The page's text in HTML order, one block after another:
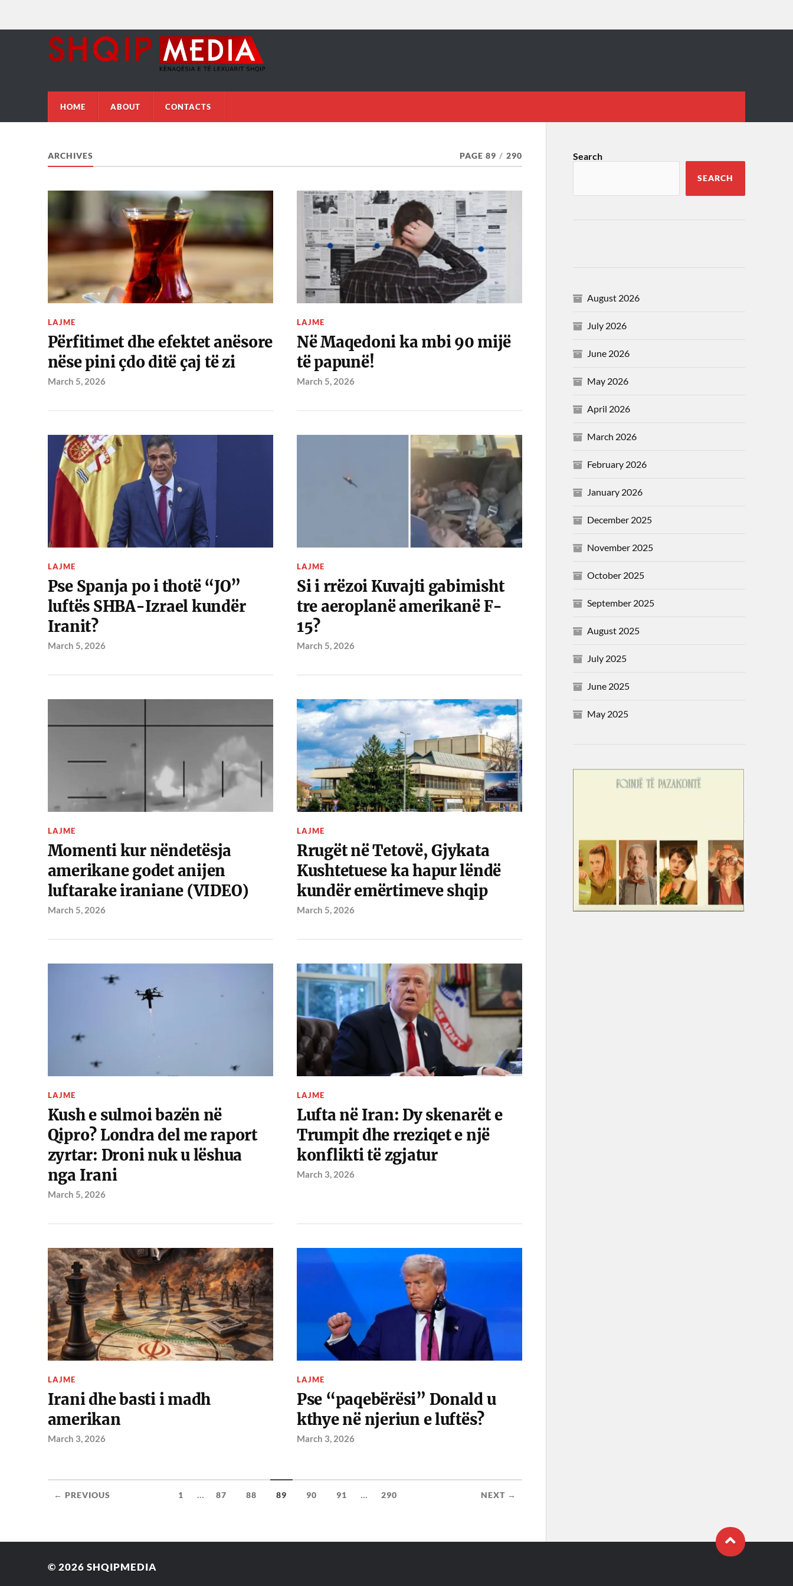
HOME ABOUT CONTACTS
ARCHIVES PAGE 89 / 290
LAJME
Përfitimet dhe efektet anësore
nëse pini çdo ditë çaj të zi
March 5, 2026
LAJME
Në Maqedoni ka mbi 90 mijë
të papunë!
March 5, 2026
LAJME
Pse Spanja po i thotë “JO”
luftës SHBA-Izrael kundër
Iranit?
March 5, 2026
LAJME
Si i rrëzoi Kuvajti gabimisht
tre aeroplanë amerikanë F-
15?
March 5, 2026
LAJME
Momenti kur nëndetësja
amerikane godet anijen
luftarake iraniane (VIDEO)
March 5, 2026
LAJME
Rrugët në Tetovë, Gjykata
Kushtetuese ka hapur lëndë
kundër emërtimeve shqip
March 5, 2026
LAJME
Kush e sulmoi bazën në
Qipro? Londra del me raport
zyrtar: Droni nuk u lëshua
nga Irani
March 5, 2026
LAJME
Lufta në Iran: Dy skenarët e
Trumpit dhe rreziqet e një
konflikti të zgjatur
March 3, 2026
LAJME
Irani dhe basti i madh
amerikan
March 3, 2026
LAJME
Pse “paqebërësi” Donald u
kthye në njeriun e luftës?
March 3, 2026
← PREVIOUS 1 ... 87 88 89 90 91 ... 290 NEXT →
Search
SEARCH
August 2026
July 2026
June 2026
May 2026
April 2026
March 2026
February 2026
January 2026
December 2025
November 2025
October 2025
September 2025
August 2025
July 2025
June 2025
May 2025
© 2026 SHQIPMEDIA